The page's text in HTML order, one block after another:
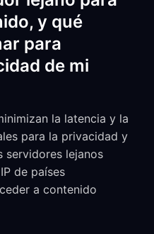
y qué
para
de mi
la latencia y la
para la privacidad y
servidores lejanos
de países
a contenido